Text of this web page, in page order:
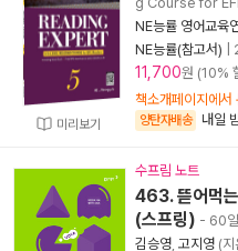
미리보기
NE능률 영어교육
NE능률(참고서)
11,700원 (10%
책소개페이지에서
양탄자배송 내일
수프림 노트
463. 뜯어먹
(스프링) - 60
김승영 고지영 (지